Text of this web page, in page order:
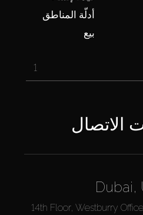
أدلّة المناطق
بيع
1
الاتصال
Dubai,
14th Floor, Westburry